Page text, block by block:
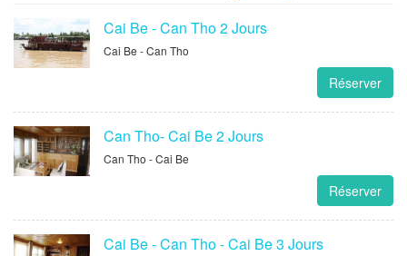
Cai Be - Can Tho 2 Jours
Cai Be - Can Tho
Réserver
Can Tho- Cai Be 2 Jours
Can Tho - Cai Be
Réserver
Cai Be - Can Tho - Cai Be 3 Jours